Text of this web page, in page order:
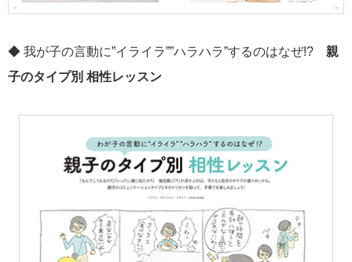
◆ 我が子の言動に”イライラ””ハラハラ”するのはなぜ!? 親
子のタイプ別 相性レッスン